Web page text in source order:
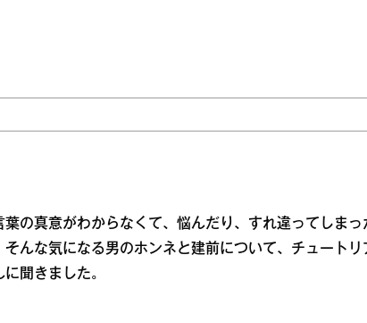
葉の真意がわからなくて、悩んだり、すれ違ってしま
そんな気になる男のホンネと建前について、チュート
聞きました。